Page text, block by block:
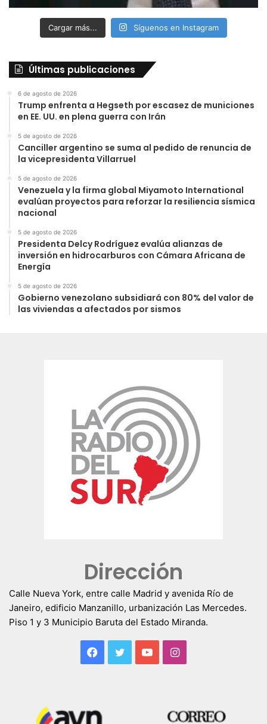
Cargar más... Síguenos en Instagram
Últimas publicaciones
6 de agosto de 2026
Trump enfrenta a Hegseth por escasez de municiones
en EE. UU. en plena guerra con Irán
5 de agosto de 2026
Canciller argentino se suma al pedido de renuncia de
la vicepresidenta Villarruel
5 de agosto de 2026
Venezuela y la firma global Miyamoto International
evalúan proyectos para reforzar la resiliencia sísmica
nacional
5 de agosto de 2026
Presidenta Delcy Rodríguez evalúa alianzas de
inversión en hidrocarburos con Cámara Africana de
Energía
5 de agosto de 2026
Gobierno venezolano subsidiará con 80% del valor de
las viviendas a afectados por sismos
Dirección
Calle Nueva York, entre calle Madrid y avenida Río de
Janeiro, edificio Manzanillo, urbanización Las Mercedes.
Piso 1 y 3 Municipio Baruta del Estado Miranda.
Facebook
TwitterYouTubeInstagram